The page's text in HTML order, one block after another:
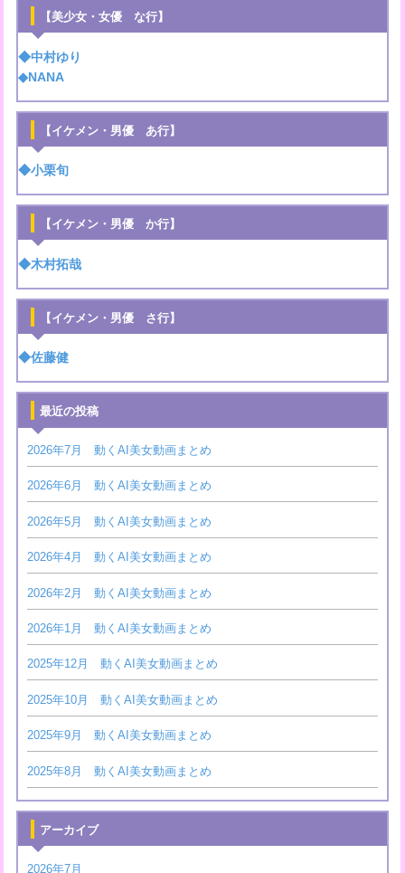
【美少女・女優 な行】
◆中村ゆり
◆NANA
【イケメン・男優 あ行】
◆小栗旬
【イケメン・男優 か行】
◆木村拓哉
【イケメン・男優 さ行】
◆佐藤健
最近の投稿
2026年7月 動くAI美女動画まとめ
2026年6月 動くAI美女動画まとめ
2026年5月 動くAI美女動画まとめ
2026年4月 動くAI美女動画まとめ
2026年2月 動くAI美女動画まとめ
2026年1月 動くAI美女動画まとめ
2025年12月 動くAI美女動画まとめ
2025年10月 動くAI美女動画まとめ
2025年9月 動くAI美女動画まとめ
2025年8月 動くAI美女動画まとめ
アーカイブ
2026年7月